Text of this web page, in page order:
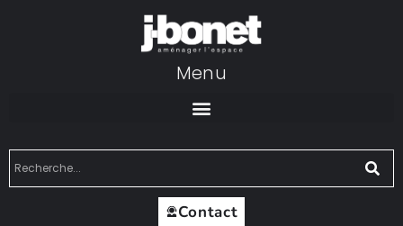
Menu
Contact